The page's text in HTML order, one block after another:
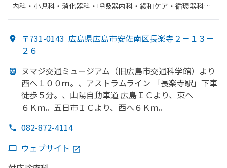
内科・​小児科・​消化器科・​呼吸器内科・​緩和ケア・​循環器科・​
〒731-0143 広島県広島市安佐南区長楽寺２－１３－
２６
ヌマジ交通ミュージアム （旧広島市交通科学館）より
西へ １００ｍ。、 アストラムライン 「長楽寺駅」 下車
徒歩５分。、 山陽自動車道広島ＩＣより、 東へ
６Ｋｍ。 五日市ＩＣより、 西へ６Ｋｍ。
082-872-4114
ウェブサイト